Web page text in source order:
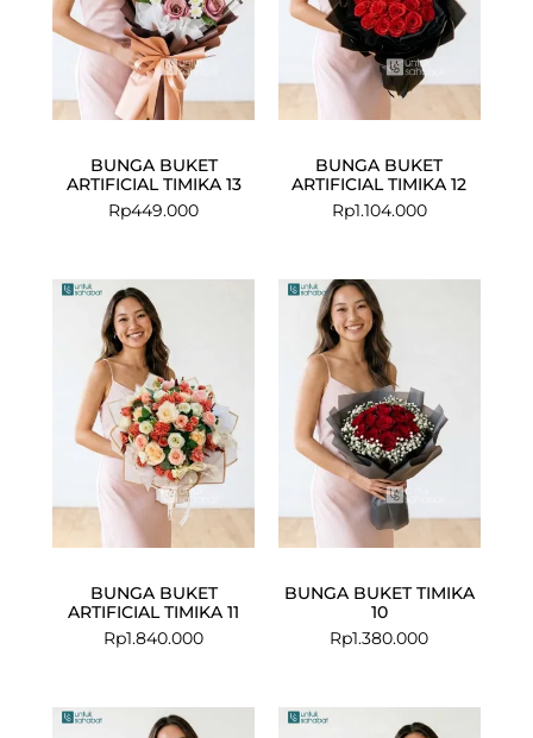
BUNGA BUKET
ARTIFICIAL TIMIKA 13
Rp449.000
BUNGA BUKET
ARTIFICIAL TIMIKA 12
Rp1.104.000
BUNGA BUKET
ARTIFICIAL TIMIKA 11
Rp1.840.000
BUNGA BUKET TIMIKA
10
Rp1.380.000